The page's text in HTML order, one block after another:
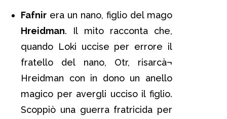
Fafnir era un nano, figlio del mago
Hreidman. Il mito racconta che,
quando Loki uccise per errore il
fratello del nano, Otr, risarcà¬
Hreidman con in dono un anello
magico per avergli ucciso il figlio.
Scoppiò una guerra fratricida per